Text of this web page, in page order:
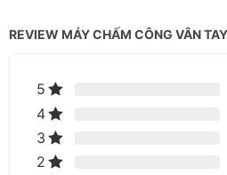
REVIEW MÁY CHẤM CÔNG VÂN
5
4
3
2